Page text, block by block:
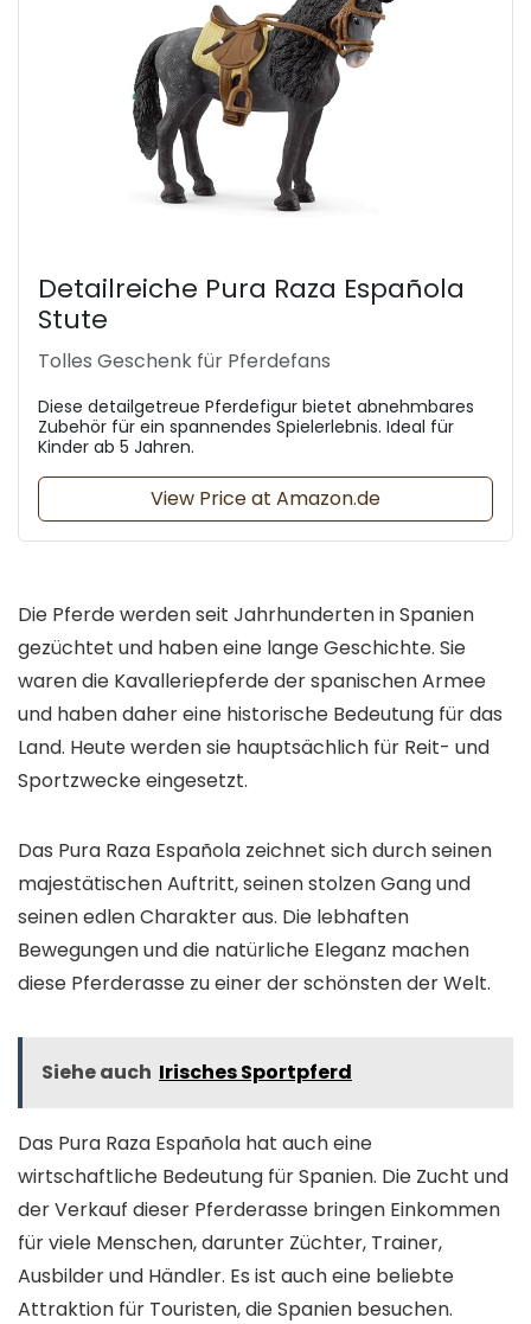
Detailreiche Pura Raza Española
Stute
Tolles Geschenk für Pferdefans
Diese detailgetreue Pferdefigur bietet abnehmbares
Zubehör für ein spannendes Spielerlebnis. Ideal für
Kinder ab 5 Jahren.
View Price at Amazon.de
Die Pferde werden seit Jahrhunderten in Spanien
gezüchtet und haben eine lange Geschichte. Sie
waren die Kavalleriepferde der spanischen Armee
und haben daher eine historische Bedeutung für das
Land. Heute werden sie hauptsächlich für Reit- und
Sportzwecke eingesetzt.
Das Pura Raza Española zeichnet sich durch seinen
majestätischen Auftritt, seinen stolzen Gang und
seinen edlen Charakter aus. Die lebhaften
Bewegungen und die natürliche Eleganz machen
diese Pferderasse zu einer der schönsten der Welt.
Siehe auch Irisches Sportpferd
Das Pura Raza Española hat auch eine
wirtschaftliche Bedeutung für Spanien. Die Zucht und
der Verkauf dieser Pferderasse bringen Einkommen
für viele Menschen, darunter Züchter, Trainer,
Ausbilder und Händler. Es ist auch eine beliebte
Attraktion für Touristen, die Spanien besuchen.